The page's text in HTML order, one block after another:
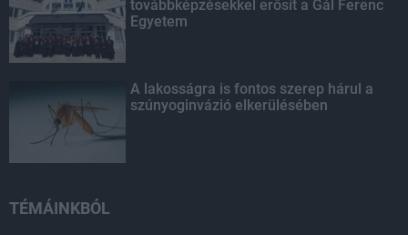
továbbképzésekkel erősít a Gál Ferenc
Egyetem
A lakosságra is fontos szerep hárul a
szúnyoginvázió elkerülésében
TÉMÁINKBÓL